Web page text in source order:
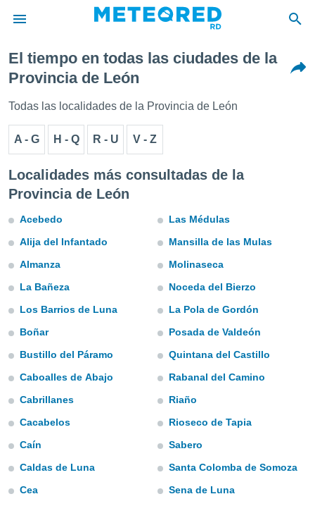
de
ha sido
para
la
calidad.
a este
y
forma
digital
basada
permite
contenido
coste.
botón
la
ACEPTAR
CONFIGURACIÓN
El tiempo en todas las ciudades de la
Provincia de León
Todas las localidades de la Provincia de León
A - G H - Q R - U V - Z
Localidades más consultadas de la
Provincia de León
Acebedo
Alija del Infantado
Almanza
La Bañeza
Los Barrios de Luna
Boñar
Bustillo del Páramo
Caboalles de Abajo
Cabrillanes
Cacabelos
Caín
Caldas de Luna
Cea
Las Médulas
Mansilla de las Mulas
Molinaseca
Noceda del Bierzo
La Pola de Gordón
Posada de Valdeón
Quintana del Castillo
Rabanal del Camino
Riaño
Rioseco de Tapia
Sabero
Santa Colomba de Somoza
Sena de Luna